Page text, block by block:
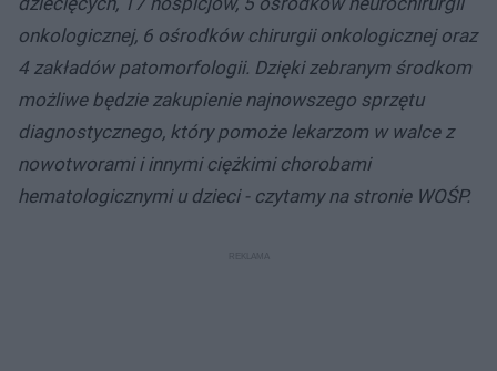
onkologicznej, 6 ośrodków chirurgii onkologicznej oraz
4 zakładów patomorfologii. Dzięki zebranym środkom
możliwe będzie zakupienie najnowszego sprzętu
diagnostycznego, który pomoże lekarzom w walce z
nowotworami i innymi ciężkimi chorobami
hematologicznymi u dzieci - czytamy na stronie WOŚP.